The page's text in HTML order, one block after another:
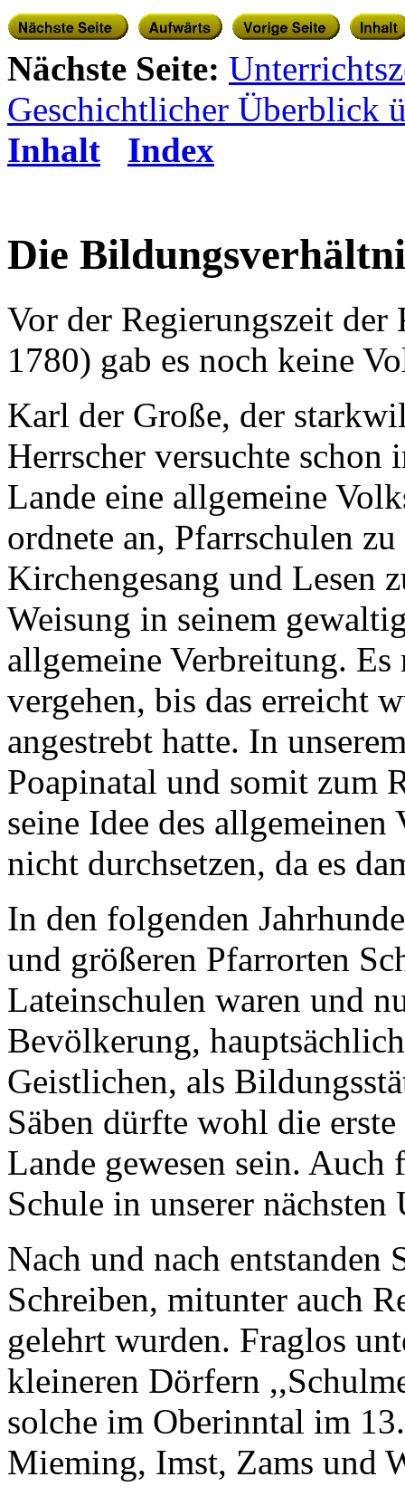
Nächste Seite:
Geschichtlicher Überblick
Inhalt
Index
Die
Vor der Regierungszeit
1780) gab es noch keine
Karl der Große, der
Herrscher versuchte schon
Lande eine allgemeine
ordnete an, Pfarrschulen
Kirchengesang und Lesen
Weisung in seinem
allgemeine Verbreitung. Es
vergehen, bis das erreicht
angestrebt hatte. In
Poapinatal und somit zum
seine Idee des
nicht durchsetzen, da es
In den folgenden
und größeren Pfarrorten
Lateinschulen waren und
Bevölkerung,
Geistlichen, als
Säben dürfte wohl die
Lande gewesen sein.
Schule in unserer
Nach und nach entstanden
Schreiben, mitunter auch
gelehrt wurden. Fraglos
kleineren Dörfern
solche im Oberinntal im
Mieming, Imst, Zams und